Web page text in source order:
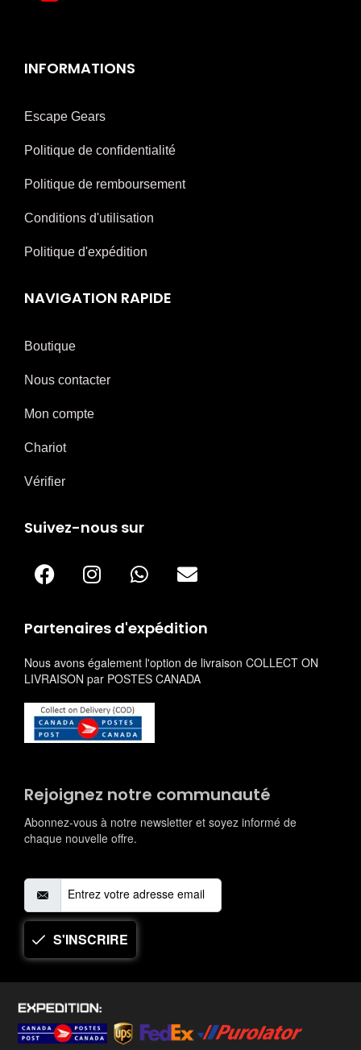
INFORMATIONS
Escape Gears
Politique de confidentialité
Politique de remboursement
Conditions d'utilisation
Politique d'expédition
NAVIGATION RAPIDE
Boutique
Nous contacter
Mon compte
Chariot
Vérifier
Suivez-nous sur
Partenaires d'expédition
Nous avons également l'option de livraison COLLECT ON
LIVRAISON par POSTES CANADA
Rejoignez notre communauté
Abonnez-vous à notre newsletter et soyez informé de
chaque nouvelle offre.
S'INSCRIRE